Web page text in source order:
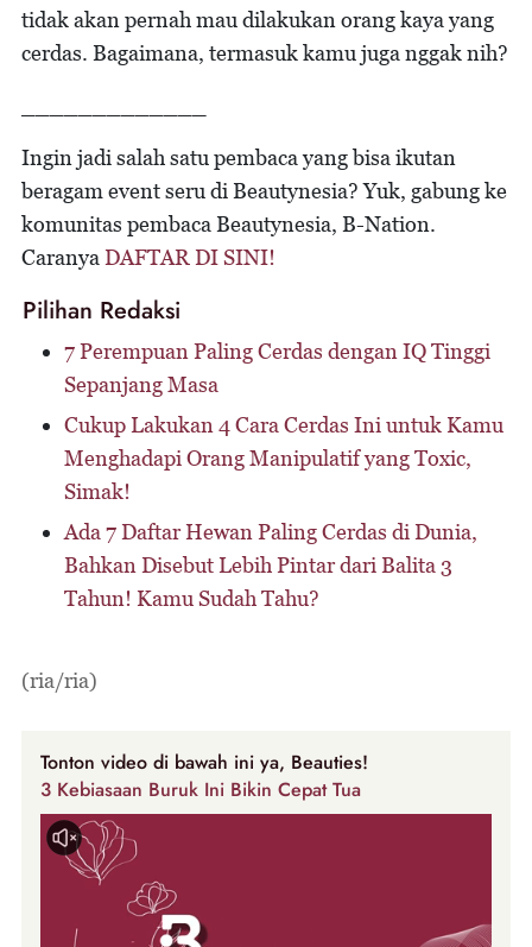
tidak akan pernah mau dilakukan orang kaya yang
cerdas. Bagaimana, termasuk kamu juga nggak nih?
Ingin jadi salah satu pembaca yang bisa ikutan
beragam event seru di Beautynesia? Yuk, gabung ke
komunitas pembaca Beautynesia, B-Nation.
Caranya DAFTAR DI SINI!
Pilihan Redaksi
7 Perempuan Paling Cerdas dengan IQ Tinggi
Sepanjang Masa
Cukup Lakukan 4 Cara Cerdas Ini untuk Kamu
Menghadapi Orang Manipulatif yang Toxic,
Simak!
Ada 7 Daftar Hewan Paling Cerdas di Dunia,
Bahkan Disebut Lebih Pintar dari Balita 3
Tahun! Kamu Sudah Tahu?
(ria/ria)
Tonton video di bawah ini ya, Beauties!
3 Kebiasaan Buruk Ini Bikin Cepat Tua